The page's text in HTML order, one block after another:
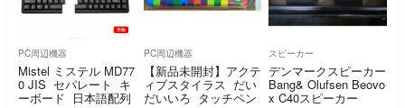
PC周辺機器
Mistel ミステル MD77
0 JIS セパレート キ
ーボード 日本語配列
PC周辺機器
【新品未開封】アクテ
ィブスタイラス だい
だいいろ タッチペン
スピーカー
デンマークスピーカー
Bang& Olufsen Beovo
x C40スピーカー